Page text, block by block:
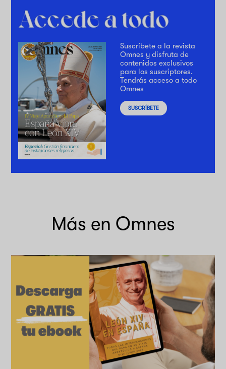
Suscríbete a la revista
Omnes y disfruta de
contenidos exclusivos
para los suscriptores.
Tendrás acceso a todo
Omnes
SUSCRÍBETE
Más en Omnes